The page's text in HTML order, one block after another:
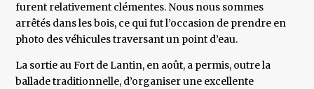
furent relativement clémentes. Nous nous sommes
arrêtés dans les bois, ce qui fut l’occasion de prendre en
photo des véhicules traversant un point d’eau.
La sortie au Fort de Lantin, en août, a permis, outre la
ballade traditionnelle, d’organiser une excellente